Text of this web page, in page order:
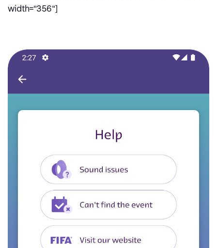
width="356"]